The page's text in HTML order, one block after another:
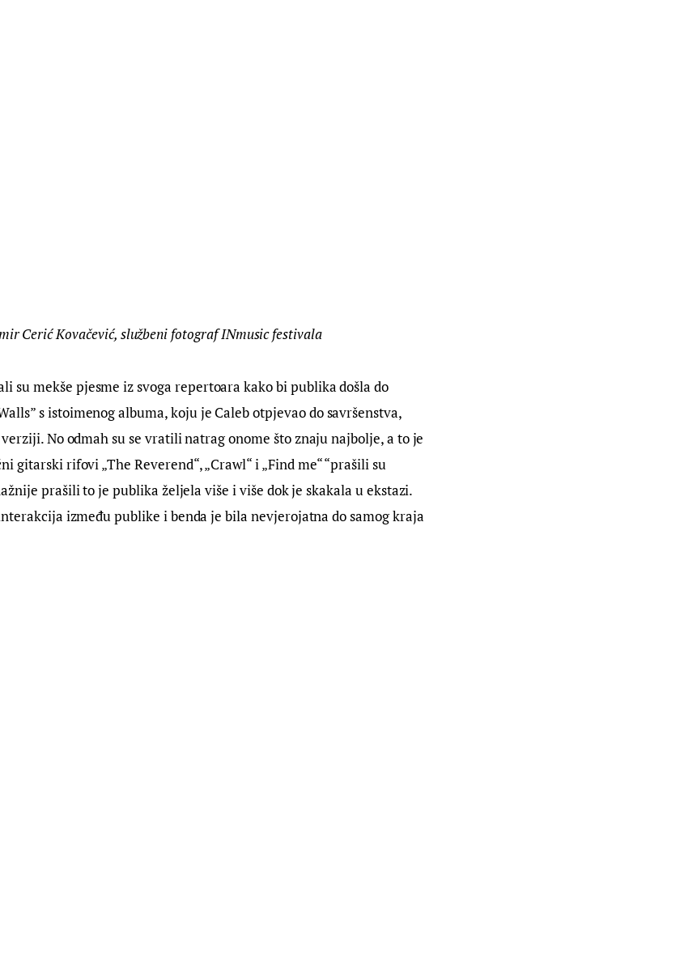
Cerić Kovačević, službeni fotograf INmusic festivala
su mekše pjesme iz svoga repertoara kako bi publika došla do
s istoimenog albuma, koju je Caleb otpjevao do savršenstva,
No odmah su se vratili natrag onome što znaju najbolje, a to je
gitarski rifovi „The Reverend“, „Crawl“ i „Find me“ “prašili su
prašili to je publika željela više i više dok je skakala u ekstazi.
između publike i benda je bila nevjerojatna do samog kraja